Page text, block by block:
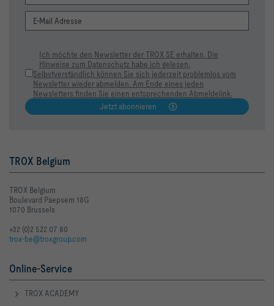
Ich möchte den Newsletter der TROX SE erhalten. Die
Hinweise zum Datenschutz habe ich gelesen.
Selbstverständlich können Sie sich jederzeit problemlos vom
Newsletter wieder abmelden. Am Ende eines jeden
Newsletters finden Sie einen entsprechenden Abmeldelink.
Jetzt abonnieren
TROX Belgium
TROX Belgium
Boulevard Paepsem 18G
1070 Brussels
+32 (0)2 522 07 80
trox-be@troxgroup.com
Online-Service
TROX ACADEMY